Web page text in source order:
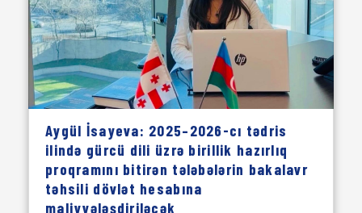
Aygül İsayeva: 2025–2026-cı tədris
ilində gürcü dili üzrə birillik hazırlıq
proqramını bitirən tələbələrin bakalavr
təhsili dövlət hesabına
maliyyələşdiriləcək